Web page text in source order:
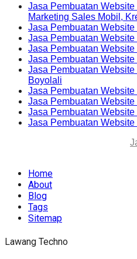
Jasa Pembuatan
Marketing Sales Mobil,
Jasa Pembuatan Website
Jasa Pembuatan Website
Jasa Pembuatan Website
Jasa Pembuatan Website
Jasa Pembuatan
Boyolali
Jasa Pembuatan
Jasa Pembuatan
Jasa Pembuatan
Jasa Pembuatan
Home
About
Blog
Tags
Sitemap
Lawang Techno